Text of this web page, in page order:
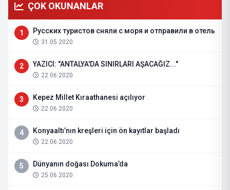
ÇOK OKUNANLAR
1 Русских туристов сняли с моря и отправили в отель
31.05.2020
2 YAZICI: "ANTALYA'DA SINIRLARI AŞACAĞIZ..."
22.06.2020
3 Kepez Millet Kıraathanesi açılıyor
22.06.2020
4 Konyaaltı’nın kreşleri için ön kayıtlar başladı
22.06.2020
5 Dünyanın doğası Dokuma’da
25.06.2020